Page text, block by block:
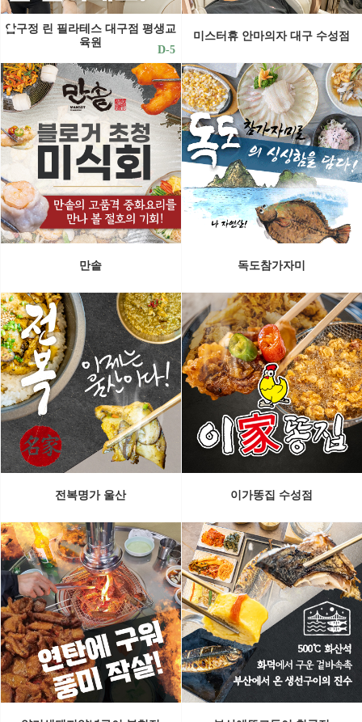
압구정 린 필라테스 대구점 평생교
육원
D-5
미스터휴 안마의자 대구 수성점
만솥 독도참가자미
전복명가 울산 이가똥집 수성점